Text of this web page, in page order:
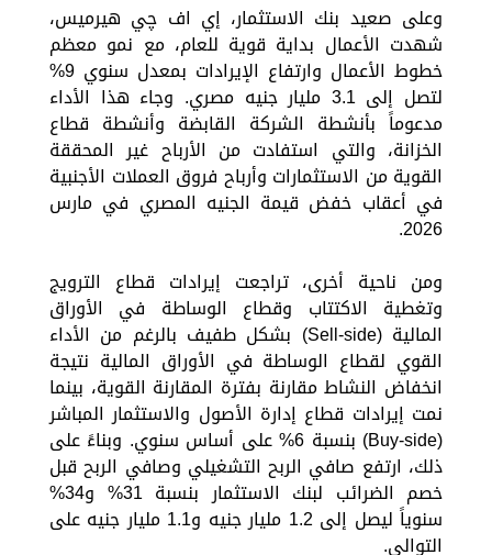
وعلى صعيد بنك الاستثمار، إي اف چي هيرميس،
شهدت الأعمال بداية قوية للعام، مع نمو معظم
خطوط الأعمال وارتفاع الإيرادات بمعدل سنوي 9%
لتصل إلى 3.1 مليار جنيه مصري. وجاء هذا الأداء
مدعوماً بأنشطة الشركة القابضة وأنشطة قطاع
الخزانة، والتي استفادت من الأرباح غير المحققة
القوية من الاستثمارات وأرباح فروق العملات الأجنبية
في أعقاب خفض قيمة الجنيه المصري في مارس
2026.
ومن ناحية أخرى، تراجعت إيرادات قطاع الترويج
وتغطية الاكتتاب وقطاع الوساطة في الأوراق
المالية (Sell-side) بشكل طفيف بالرغم من الأداء
القوي لقطاع الوساطة في الأوراق المالية نتيجة
انخفاض النشاط مقارنة بفترة المقارنة القوية، بينما
نمت إيرادات قطاع إدارة الأصول والاستثمار المباشر
(Buy-side) بنسبة 6% على أساس سنوي. وبناءً على
ذلك، ارتفع صافي الربح التشغيلي وصافي الربح قبل
خصم الضرائب لبنك الاستثمار بنسبة 31% و34%
سنوياً ليصل إلى 1.2 مليار جنيه و1.1 مليار جنيه على
التوالي.